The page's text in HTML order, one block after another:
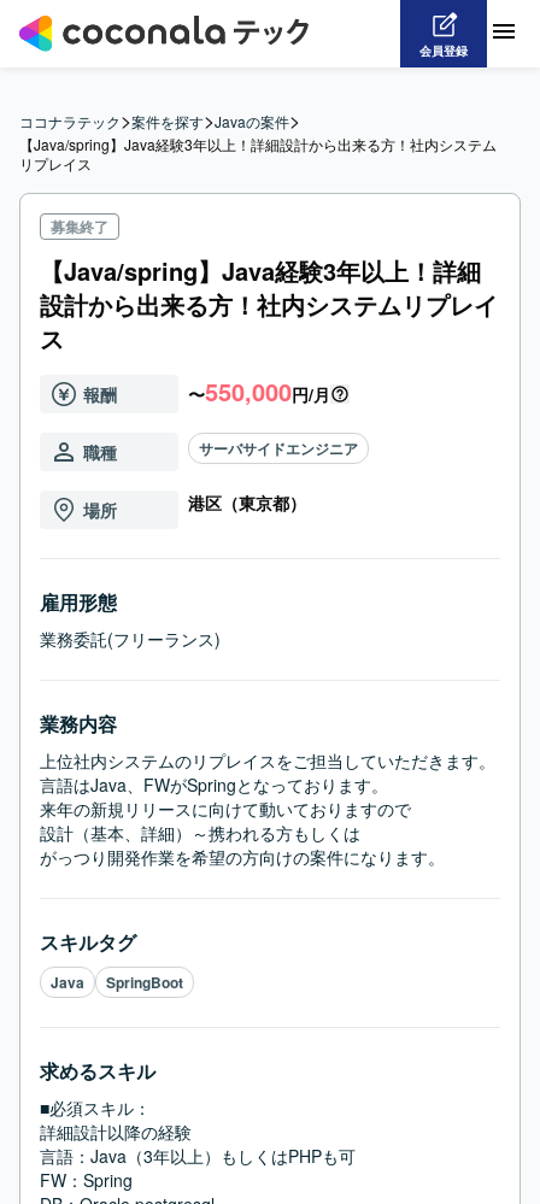
会員登録
ココナラテック>案件を探す>Javaの案件>
【Java/spring】Java経験3年以上！詳細設計から出来る方！社内システム
リプレイス
募集終了
【Java/spring】Java経験3年以上！詳細
設計から出来る方！社内システムリプレイ
ス
報酬 〜550,000円/月
職種 サーバサイドエンジニア
場所 港区（東京都）
雇用形態
業務委託(フリーランス)
業務内容
上位社内システムのリプレイスをご担当していただきます。
言語はJava、FWがSpringとなっております。
来年の新規リリースに向けて動いておりますので
設計（基本、詳細）～携われる方もしくは
がっつり開発作業を希望の方向けの案件になります。
スキルタグ
Java SpringBoot
求めるスキル
■必須スキル：
詳細設計以降の経験
言語：Java（3年以上）もしくはPHPも可
FW：Spring